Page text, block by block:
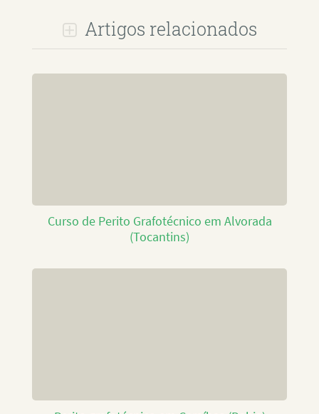
Artigos relacionados
Curso de Perito Grafotécnico em Alvorada
(Tocantins)